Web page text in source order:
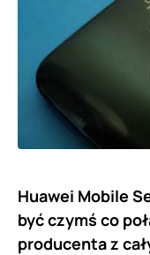
Huawei Mobile
być czymś co
producenta z